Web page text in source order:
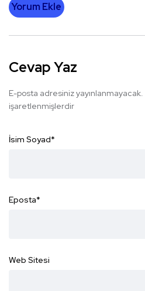
Yorum Ekle
Cevap Yaz
E-posta adresiniz yayınlanmayacak.
işaretlenmişlerdir
İsim Soyad*
Eposta*
Web Sitesi